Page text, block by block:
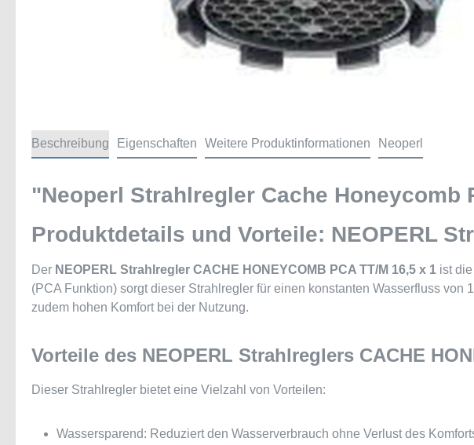
Beschreibung Eigenschaften Weitere Produktinformationen Neoperl
"Neoperl Strahlregler Cache Honeycomb
Produktdetails und Vorteile: NEOPERL
Der NEOPERL Strahlregler CACHE HONEYCOMB PCA TT/M 16,5 x 1 ist
(PCA Funktion) sorgt dieser Strahlregler für einen konstanten Wasserfluss
zudem hohen Komfort bei der Nutzung.
Vorteile des NEOPERL Strahlreglers CACHE
Dieser Strahlregler bietet eine Vielzahl von Vorteilen:
Wassersparend: Reduziert den Wasserverbrauch ohne Verlust des